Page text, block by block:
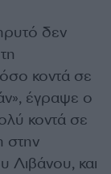
δεν
κοντά σε
έγραψε ο
κοντά σε
στην
Λιβάνου, και